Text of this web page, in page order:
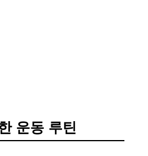
운동 루틴